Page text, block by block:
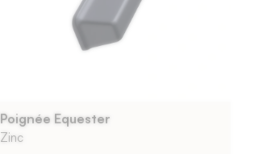
Poignée Equester
Zinc